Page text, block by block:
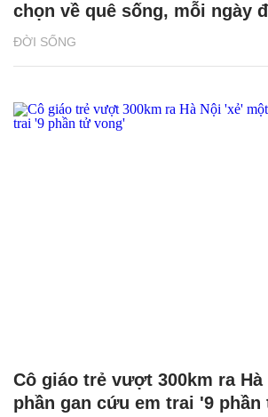
ĐỜI SỐNG
chọn về quê sống, mỗi ngày
Cô giáo trẻ vượt 300km ra
phần gan cứu em trai '9